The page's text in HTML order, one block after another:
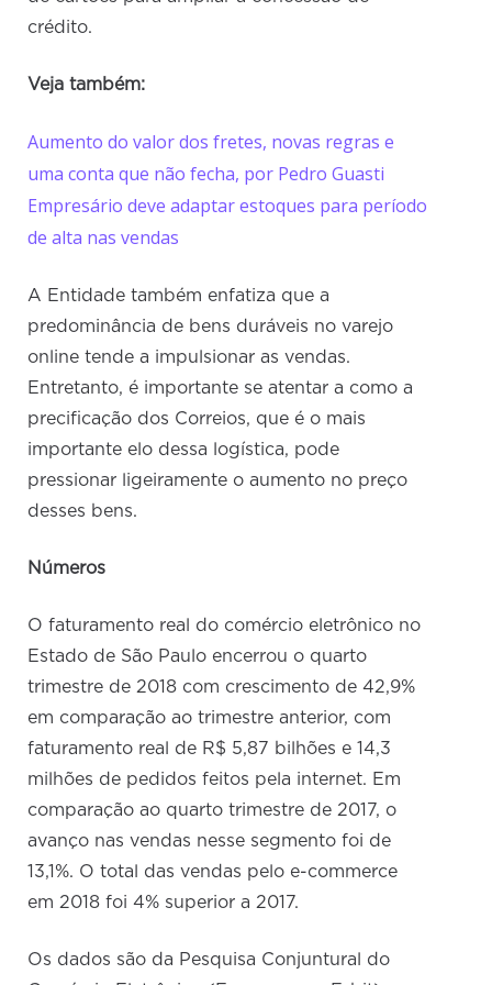
crédito.
Veja também:
Aumento do valor dos fretes, novas regras e
uma conta que não fecha, por Pedro Guasti
Empresário deve adaptar estoques para período
de alta nas vendas
A Entidade também enfatiza que a
predominância de bens duráveis no varejo
online tende a impulsionar as vendas.
Entretanto, é importante se atentar a como a
precificação dos Correios, que é o mais
importante elo dessa logística, pode
pressionar ligeiramente o aumento no preço
desses bens.
Números
O faturamento real do comércio eletrônico no
Estado de São Paulo encerrou o quarto
trimestre de 2018 com crescimento de 42,9%
em comparação ao trimestre anterior, com
faturamento real de R$ 5,87 bilhões e 14,3
milhões de pedidos feitos pela internet. Em
comparação ao quarto trimestre de 2017, o
avanço nas vendas nesse segmento foi de
13,1%. O total das vendas pelo e-commerce
em 2018 foi 4% superior a 2017.
Os dados são da Pesquisa Conjuntural do